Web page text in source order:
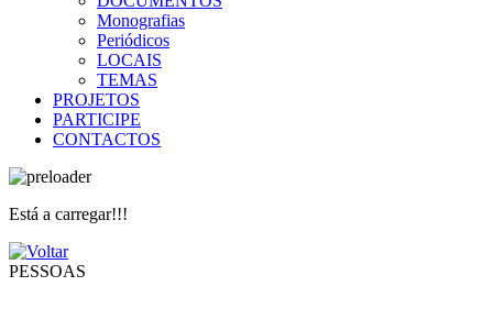
Monografias
Periódicos
LOCAIS
TEMAS
PROJETOS
PARTICIPE
CONTACTOS
Está a carregar!!!
PESSOAS